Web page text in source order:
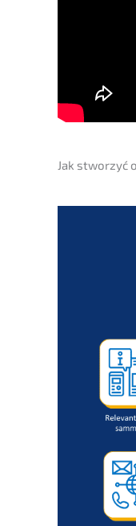
Jak stwor­zyć